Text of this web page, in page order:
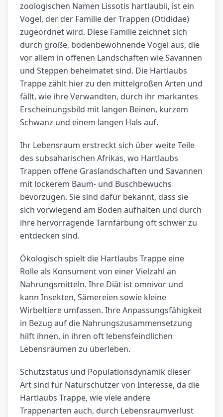
zoologischen Namen Lissotis hartlaubii, ist ein
Vogel, der der Familie der Trappen (Otididae)
zugeordnet wird. Diese Familie zeichnet sich
durch große, bodenbewohnende Vögel aus, die
vor allem in offenen Landschaften wie Savannen
und Steppen beheimatet sind. Die Hartlaubs
Trappe zählt hier zu den mittelgroßen Arten und
fällt, wie ihre Verwandten, durch ihr markantes
Erscheinungsbild mit langen Beinen, kurzem
Schwanz und einem langen Hals auf.
Ihr Lebensraum erstreckt sich über weite Teile
des subsaharischen Afrikas, wo Hartlaubs
Trappen offene Graslandschaften und Savannen
mit lockerem Baum- und Buschbewuchs
bevorzugen. Sie sind dafür bekannt, dass sie
sich vorwiegend am Boden aufhalten und durch
ihre hervorragende Tarnfärbung oft schwer zu
entdecken sind.
Ökologisch spielt die Hartlaubs Trappe eine
Rolle als Konsument von einer Vielzahl an
Nahrungsmitteln. Ihre Diät ist omnivor und
kann Insekten, Sämereien sowie kleine
Wirbeltiere umfassen. Ihre Anpassungsfähigkeit
in Bezug auf die Nahrungszusammensetzung
hilft ihnen, in ihren oft lebensfeindlichen
Lebensräumen zu überleben.
Schutzstatus und Populationsdynamik dieser
Art sind für Naturschützer von Interesse, da die
Hartlaubs Trappe, wie viele andere
Trappenarten auch, durch Lebensraumverlust